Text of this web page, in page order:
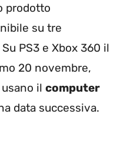
prodotto
su tre
Su PS3 e Xbox 360 il
20 novembre,
il computer
data successiva.